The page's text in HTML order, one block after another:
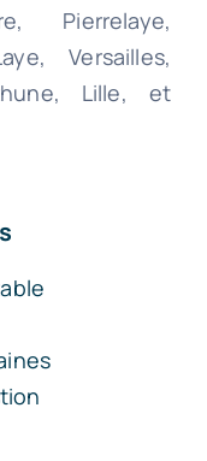
Pierrelaye,
Versailles,
Lille, et